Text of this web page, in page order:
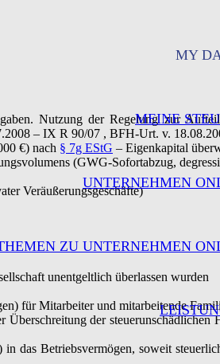
MY
MEINE
UNTERNEHMEN
ZU UNTERNEHMEN
Nutzung der Regelung zur
– IX R 90/07 , BFH-Urt. v.
€) nach § 7g EStG – Eigenkapital
(GWG-Sofortabzug,
Ver­äußerungsgeschäfte)
unentgeltlich überlassen wurden
für Mitarbeiter und mitarbeitende
der
das Betriebsvermögen, soweit